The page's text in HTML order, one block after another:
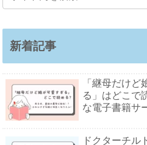
新着記事
「継母だけど
る」はどこで
な電子書籍サ
ドクターチル